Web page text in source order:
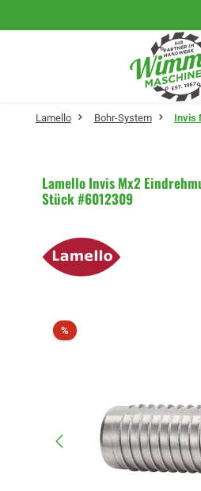
Lamello Bohr-System Invis
Lamello Invis Mx2
Stück #6012309
%Rabatt